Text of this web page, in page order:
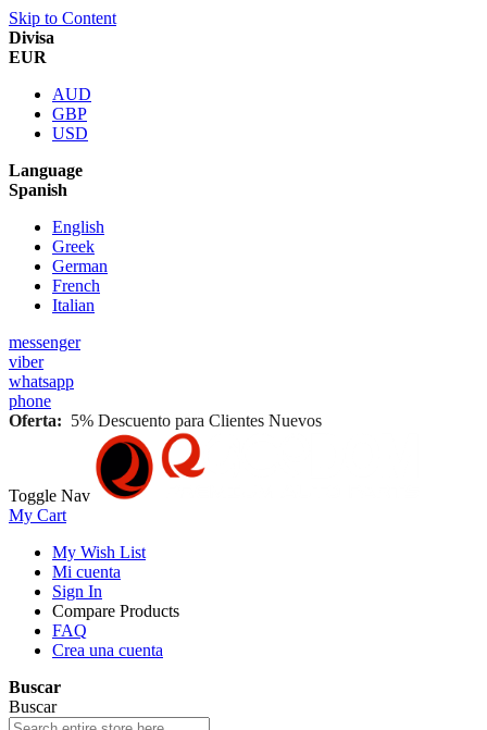
Skip to Content
Divisa
EUR
AUD
GBP
USD
Language
Spanish
English
Greek
German
French
Italian
messenger
viber
whatsapp
phone
Oferta: 5% Descuento para Clientes Nuevos
Toggle Nav
My Cart
My Wish List
Mi cuenta
Sign In
Compare Products
FAQ
Crea una cuenta
Buscar
Buscar